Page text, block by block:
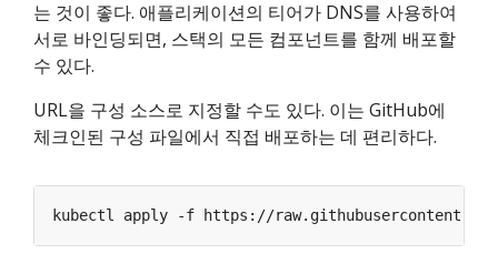
는 것이 좋다. 애플리케이션의 티어가 DNS를 사용하여
서로 바인딩되면, 스택의 모든 컴포넌트를 함께 배포할
수 있다.
URL을 구성 소스로 지정할 수도 있다. 이는 GitHub에
체크인된 구성 파일에서 직접 배포하는 데 편리하다.